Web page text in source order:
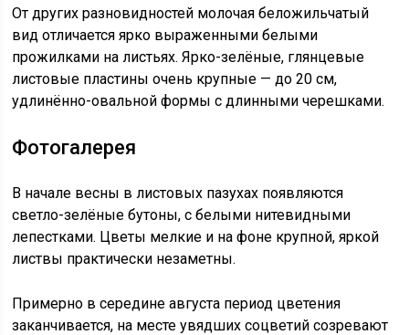
От других разновидностей молочая беложильчатый
вид отличается ярко выраженными белыми
прожилками на листьях. Ярко-зелёные, глянцевые
листовые пластины очень крупные — до 20 см,
удлинённо-овальной формы с длинными черешками.
Фотогалерея
В начале весны в листовых пазухах появляются
светло-зелёные бутоны, с белыми нитевидными
лепестками. Цветы мелкие и на фоне крупной, яркой
листвы практически незаметны.
Примерно в середине августа период цветения
заканчивается, на месте увядших соцветий созревают